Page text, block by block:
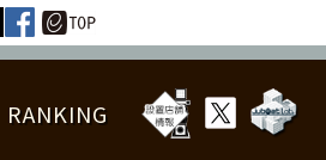
RANKING